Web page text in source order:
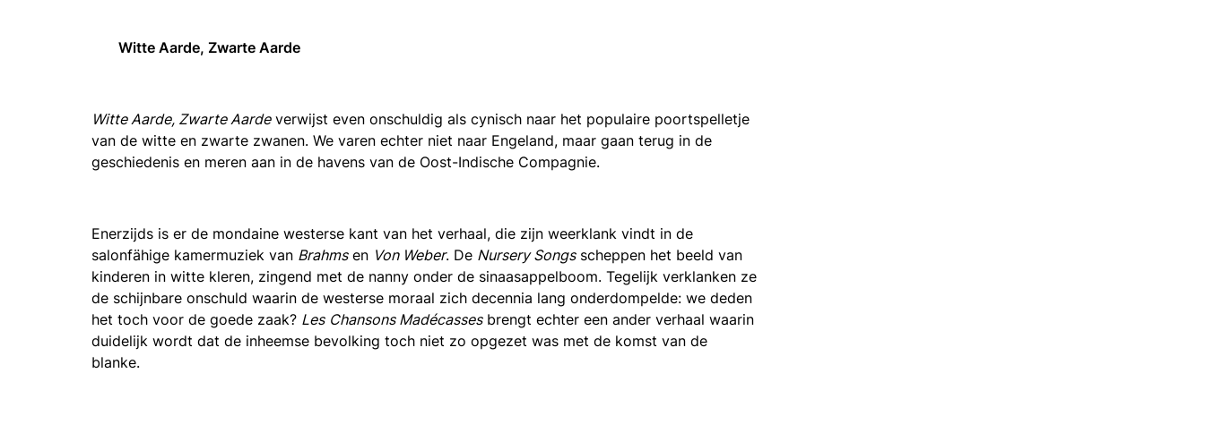
Witte Aarde, Zwarte Aarde
Witte Aarde, Zwarte Aardeverwijst even onschuldig als cynisch naar het populaire poortspelletje
van de witte en zwarte zwanen. We varen echter niet naar Engeland, maar gaan terug in de
geschiedenis en meren aan in de havens van de Oost-Indische Compagnie.
Enerzijds is er de mondaine westerse kant van het verhaal, die zijn weerklank vindt in de
salonfähige kamermuziek van Brahmsen Von Weber. De Nursery Songsscheppen het beeld van
kinderen in witte kleren, zingend met de nanny onder de sinaasappelboom. Tegelijk verklanken ze
de schijnbare onschuld waarin de westerse moraal zich decennia lang onderdompelde: we deden
het toch voor de goede zaak? Les Chansons Madécassesbrengt echter een ander verhaal waarin
duidelijk wordt dat de inheemse bevolking toch niet zo opgezet was met de komst van de
blanke.